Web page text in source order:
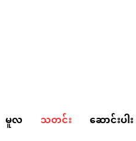
မူလ သတင်း ဆောင်းပါး